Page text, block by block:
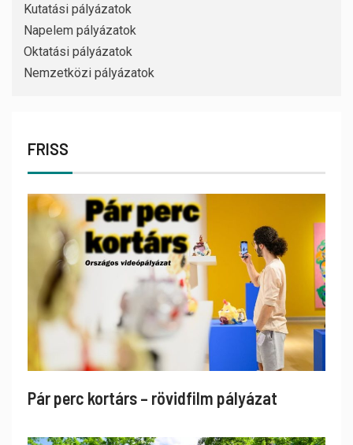
Kutatási pályázatok
Napelem pályázatok
Oktatási pályázatok
Nemzetközi pályázatok
FRISS
Pár perc kortárs – rövidfilm pályázat